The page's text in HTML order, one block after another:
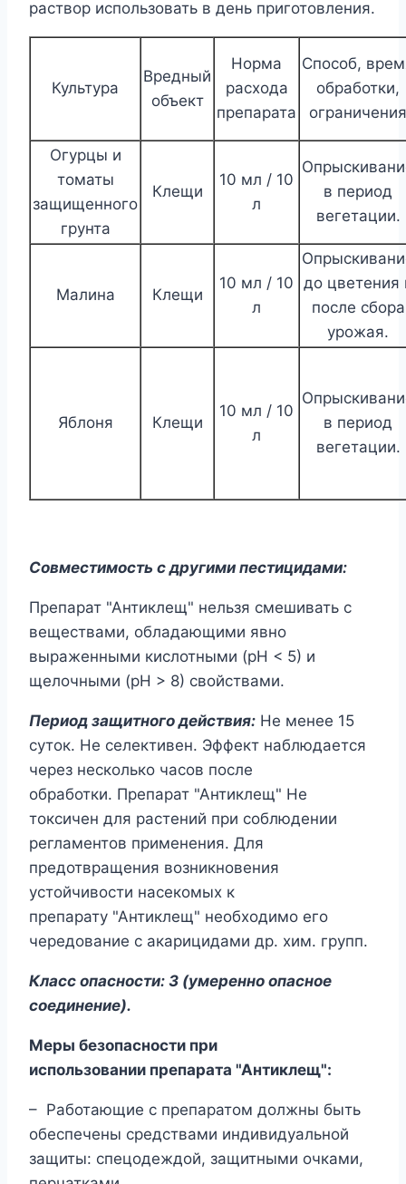
раствор использовать в день приготовления.
Культура
Вредный
объект
Норма
расхода
препарата
Способ,
обработки,
ограничения
Огурцы и
томаты
защищенного
грунта
Клещи
10 мл / 10
л
в период
вегетации.
Малина Клещи
10 мл / 10
л
до цветения
после сбора
урожая.
Яблоня Клещи
10 мл / 10
л
в период
вегетации.
Совместимость с другими пестицидами:
Препарат "Антиклещ" ​нельзя смешивать с
веществами, обладающими явно
выраженными кислотными (рН < 5) и
щелочными (рН > 8) свойствами.
Период защитного действия: Не менее 15
суток. Не селективен. Эффект наблюдается
через несколько часов после
обработки. Препарат "Антиклещ" Не
токсичен для растений при соблюдении
регламентов применения. Для
предотвращения возникновения
устойчивости насекомых к
препарату "Антиклещ" необходимо его
чередование с акарицидами др. хим. групп.
Класс опасности: 3 (умеренно опасное
соединение).
Меры безопасности при
использовании препарата "Антиклещ":
– Работающие с препаратом должны быть
обеспечены средствами индивидуальной
защиты: спецодеждой, защитными очками,